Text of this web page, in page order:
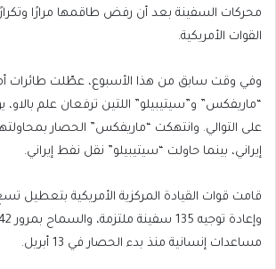
محركات السفينة بعد أن رفض طاقمها مرارًا
القوات الأمريكية.
وفي وقت سابق من هذا الأسبوع، عطّلت طائرات
“ماريفكس” و”سيتيبيلو” اللتين ترفعان علم بالاو،
على التوالي. وانتهكت “ماريفكس” الحصار بمحاولتها
إيراني، بينما حاولت “سيتيبيلو” نقل نفط إيراني.
قامت قوات القيادة المركزية الأمريكية بتعطيل
مساعدات إنسانية منذ بدء الحصار في 13 أبريل.